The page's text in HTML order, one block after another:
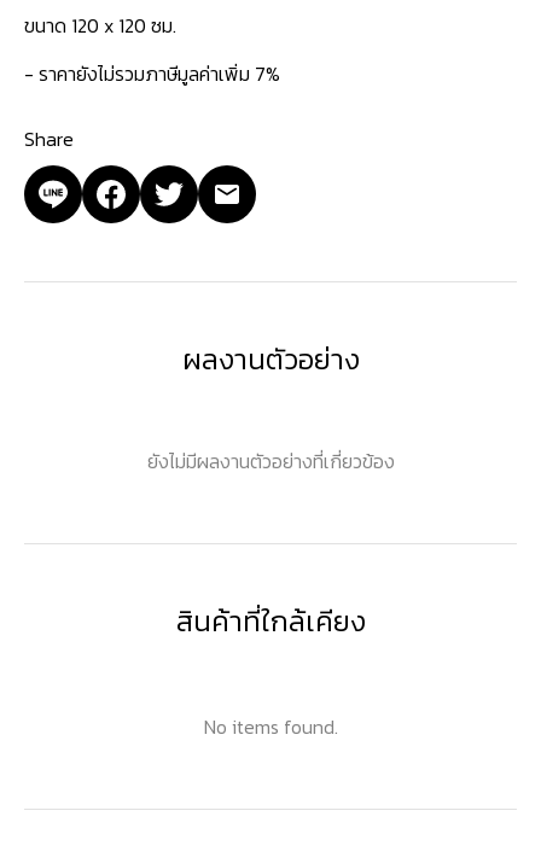
ขนาด 120 x 120 ซม.
- ราคายังไม่รวมภาษีมูลค่าเพิ่ม 7%
Share
ผลงานตัวอย่าง
ยังไม่มีผลงานตัวอย่างที่เกี่ยวข้อง
สินค้าที่ใกล้เคียง
No items found.